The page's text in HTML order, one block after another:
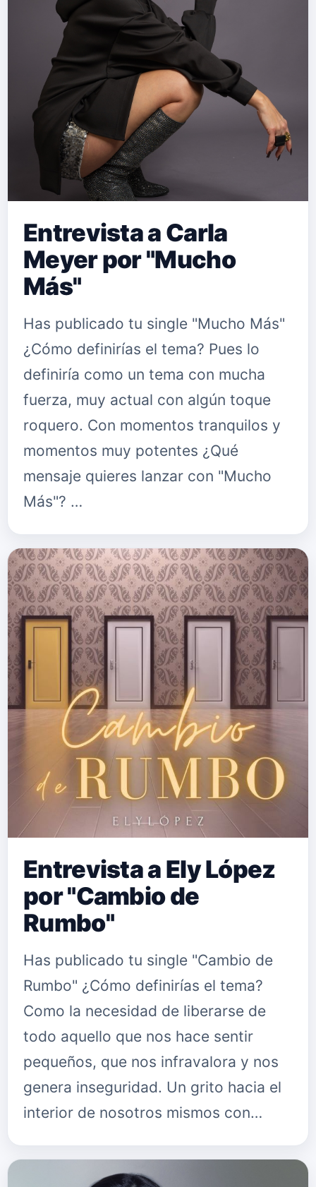
Entrevista a Carla
Meyer por "Mucho
Más"
Has publicado tu single "Mucho Más"
¿Cómo definirías el tema? Pues lo
definiría como un tema con mucha
fuerza, muy actual con algún toque
roquero. Con momentos tranquilos y
momentos muy potentes ¿Qué
mensaje quieres lanzar con "Mucho
Más"? …
Entrevista a Ely López
por "Cambio de
Rumbo"
Has publicado tu single "Cambio de
Rumbo" ¿Cómo definirías el tema?
Como la necesidad de liberarse de
todo aquello que nos hace sentir
pequeños, que nos infravalora y nos
genera inseguridad. Un grito hacia el
interior de nosotros mismos con…